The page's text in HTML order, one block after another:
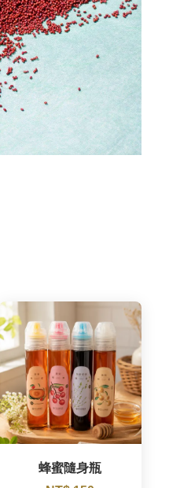
蜂蜜隨身瓶